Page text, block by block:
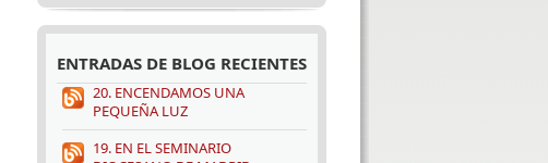
ENTRADAS DE BLOG RECIENTES
20. ENCENDAMOS UNA
PEQUEÑA LUZ
19. EN EL SEMINARIO